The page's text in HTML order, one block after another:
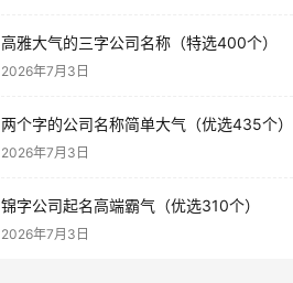
高雅大气的三字公司名称（特选400个）
2026年7月3日
两个字的公司名称简单大气（优选435个）
2026年7月3日
锦字公司起名高端霸气（优选310个）
2026年7月3日